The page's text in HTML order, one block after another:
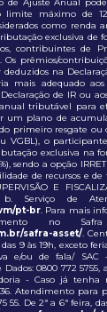
limite máximo de
como renda
exclusiva de
contribuintes de
prêmios/
na
mais adequado
de IR ou
tributável para
um plano de
primeiro resgate
VGBL), o
exclusiva na
sendo a opção
de recursos e
E
Serviço de
pt-br. Para mais
no
safra-asset/.
das 9 às 19h, exceto
e/ou de fala/ SAC
0800 772
- Caso já tenha
Atendimento para
55. De 2ª a 6ª feira,